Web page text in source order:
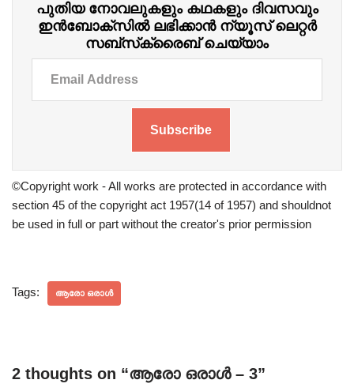
പുതിയ നോവലുകളും കഥകളും ദിവസവും
ഇന്‍ബോക്‌സില്‍ ലഭിക്കാന്‍ ന്യൂസ് ലെറ്റർ
സബ്‌സ്‌ക്രൈബ് ചെയ്യാം
Subscribe
©Copyright work - All works are protected in accordance with
section 45 of the copyright act 1957(14 of 1957) and shouldnot
be used in full or part without the creator's prior permission
Tags: ആരോ ഒരാൾ
2 thoughts on “ആരോ ഒരാൾ – 3”